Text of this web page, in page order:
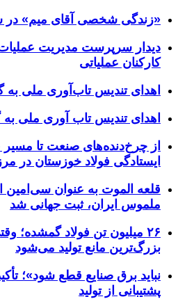
«زندگی شخصی آقای میم»
دیدار سرپرست مدیریت
کارکنان عملیاتی
اهدای تندیس تاب‌آوری ملی به
اهدای تندیس تاب آوری ملی به
ایستادگی فولاد خوزستان در
قلعه الموت به عنوان سی‌امین
ملموس ایران، ثبت جهانی شد
۲۶ میلیون تن فولاد گمشده؛
بزرگ‌ترین مانع تولید می‌شود
نباید برق صنایع قطع شود»؛
پشتیبانی از تولید